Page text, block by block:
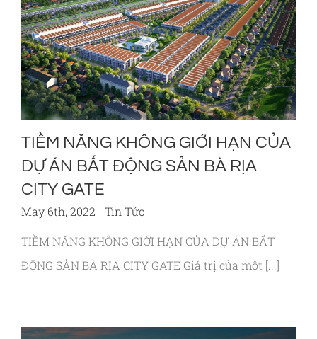
TIỀM NĂNG KHÔNG GIỚI HẠN CỦA
DỰ ÁN BẤT ĐỘNG SẢN BÀ RỊA
CITY GATE
May 6th, 2022 | Tin Tức
TIỀM NĂNG KHÔNG GIỚI HẠN CỦA DỰ ÁN BẤT
ĐỘNG SẢN BÀ RỊA CITY GATE Giá trị của một [...]